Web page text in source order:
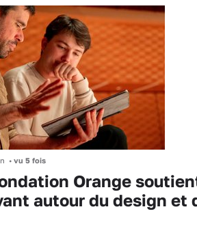
• vu 5 fois
Orange
autour du design et